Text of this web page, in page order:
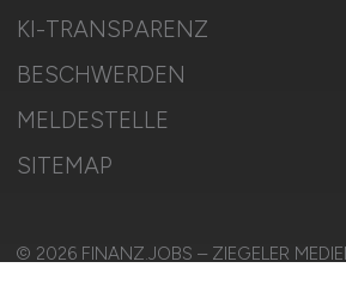
KI-TRANSPARENZ
BESCHWERDEN
MELDESTELLE
SITEMAP
© 2026 FINANZ.JOBS – ZIEGELER